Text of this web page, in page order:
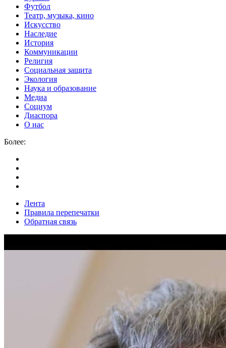
Футбол
Театр, музыка, кино
Искусство
Наследие
История
Коммуникации
Религия
Социальная защита
Экология
Наука и образование
Медиа
Социум
Диаспора
О нас
Более:
Лента
Правила перепечатки
Обратная связь